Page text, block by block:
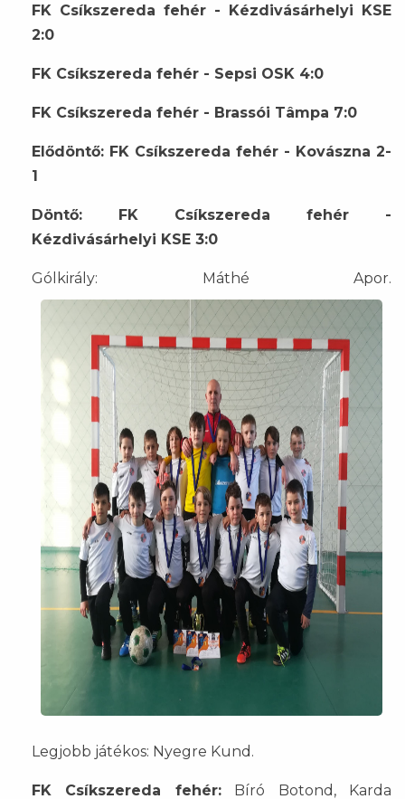
FK Csíkszereda fehér - Kézdivásárhelyi KSE
2:0
FK Csíkszereda fehér - Sepsi OSK 4:0
FK Csíkszereda fehér - Brassói Tâmpa 7:0
Elődöntő: FK Csíkszereda fehér - Kovászna 2-
1
Döntő: FK Csíkszereda fehér -
Kézdivásárhelyi KSE 3:0
Gólkirály: Máthé Apor.
Legjobb játékos: Nyegre Kund.
FK Csíkszereda fehér:Bíró Botond, Karda